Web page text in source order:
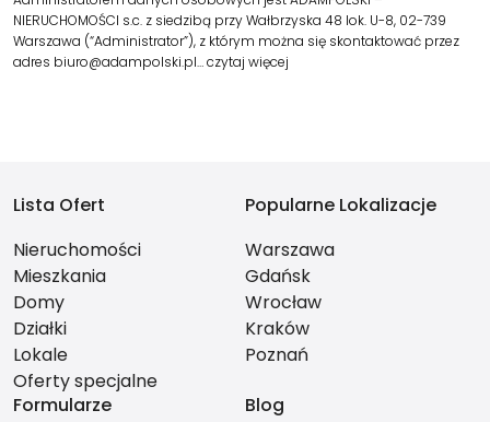
NIERUCHOMOŚCI s.c. z siedzibą przy Wałbrzyska 48 lok. U-8, 02-739
Warszawa (“Administrator”), z którym można się skontaktować przez
adres biuro@adampolski.pl…czytaj więcej
Lista Ofert
Nieruchomości
Mieszkania
Domy
Działki
Lokale
Oferty specjalne
Popularne Lokalizacje
Warszawa
Gdańsk
Wrocław
Kraków
Poznań
Formularze
Blog